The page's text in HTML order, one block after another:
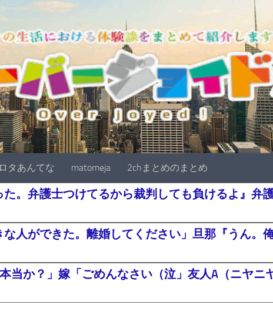
タあんてな matomeja 2chまとめのまとめ
。弁護士つけてるから裁判しても負けるよ』弁
人ができた。離婚してください」旦那『うん
当か？」嫁「ごめんなさい（泣」友人A（ニヤ